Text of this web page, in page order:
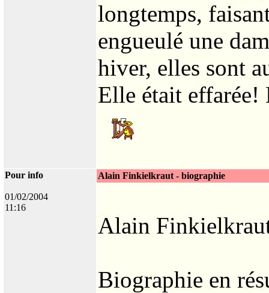
longtemps,
engueulé une
hiver, elles sont
Elle était effarée!
Pour info
01/02/2004
11:16
Alain Finkielkraut - biographie
Alain
Biographie en